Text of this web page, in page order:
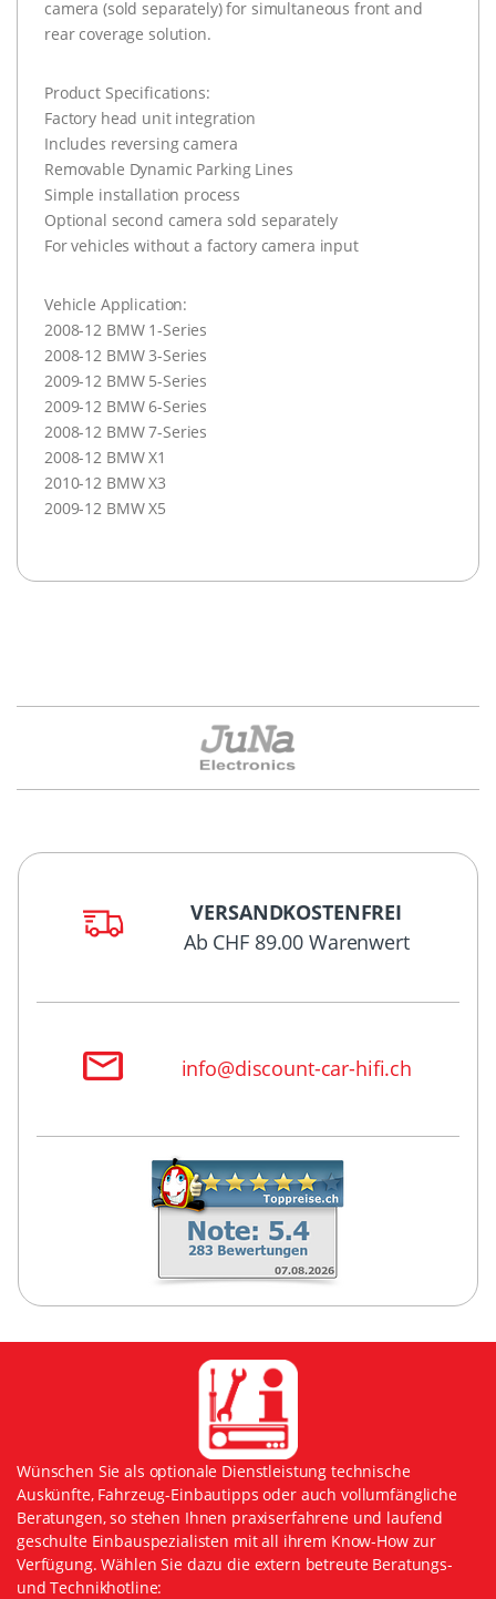
camera (sold separately) for simultaneous front and
rear coverage solution.
Product Specifications:
Factory head unit integration
Includes reversing camera
Removable Dynamic Parking Lines
Simple installation process
Optional second camera sold separately
For vehicles without a factory camera input
Vehicle Application:
2008-12 BMW 1-Series
2008-12 BMW 3-Series
2009-12 BMW 5-Series
2009-12 BMW 6-Series
2008-12 BMW 7-Series
2008-12 BMW X1
2010-12 BMW X3
2009-12 BMW X5
VERSANDKOSTENFREI
Ab CHF 89.00 Warenwert
info@discount-car-hifi.ch
Wünschen Sie als optionale Dienstleistung technische
Auskünfte, Fahrzeug-Einbautipps oder auch vollumfängliche
Beratungen, so stehen Ihnen praxiserfahrene und laufend
geschulte Einbauspezialisten mit all ihrem Know-How zur
Verfügung. Wählen Sie dazu die extern betreute Beratungs-
und Technikhotline: